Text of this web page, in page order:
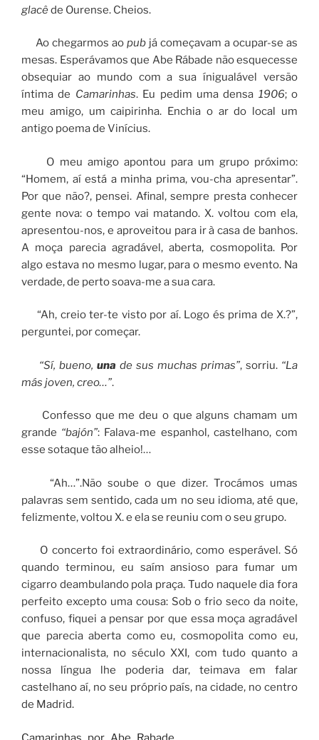
glacêde Ourense. Cheios.
Ao chegarmos ao pub já começavam a ocupar-se as
mesas. Esperávamos que Abe Rábade não esquecesse
obsequiar ao mundo com a sua ínigualável versão
íntima de Camarinhas. Eu pedim uma densa 1906; o
meu amigo, um caipirinha. Enchia o ar do local um
antigo poema de Vinícius.
O meu amigo apontou para um grupo próximo:
“Homem, aí está a minha prima, vou-cha apresentar”.
Por que não?, pensei. Afinal, sempre presta conhecer
gente nova: o tempo vai matando. X. voltou com ela,
apresentou-nos, e aproveitou para ir à casa de banhos.
A moça parecia agradável, aberta, cosmopolita. Por
algo estava no mesmo lugar, para o mesmo evento. Na
verdade, de perto soava-me a sua cara.
“Ah, creio ter-te visto por aí. Logo és prima de X.?”,
perguntei, por começar.
“Sí, bueno, una de sus muchas primas”, sorriu. “La
más joven, creo…”.
Confesso que me deu o que alguns chamam um
grande “bajón”: Falava-me espanhol, castelhano, com
esse sotaque tão alheio!…
“Ah…”.Não soube o que dizer. Trocámos umas
palavras sem sentido, cada um no seu idioma, até que,
felizmente, voltou X. e ela se reuniu com o seu grupo.
O concerto foi extraordinário, como esperável. Só
quando terminou, eu saím ansioso para fumar um
cigarro deambulando pola praça. Tudo naquele dia fora
perfeito excepto uma cousa: Sob o frio seco da noite,
confuso, fiquei a pensar por que essa moça agradável
que parecia aberta como eu, cosmopolita como eu,
internacionalista, no século XXI, com tudo quanto a
nossa língua lhe poderia dar, teimava em falar
castelhano aí, no seu próprio país, na cidade, no centro
de Madrid.